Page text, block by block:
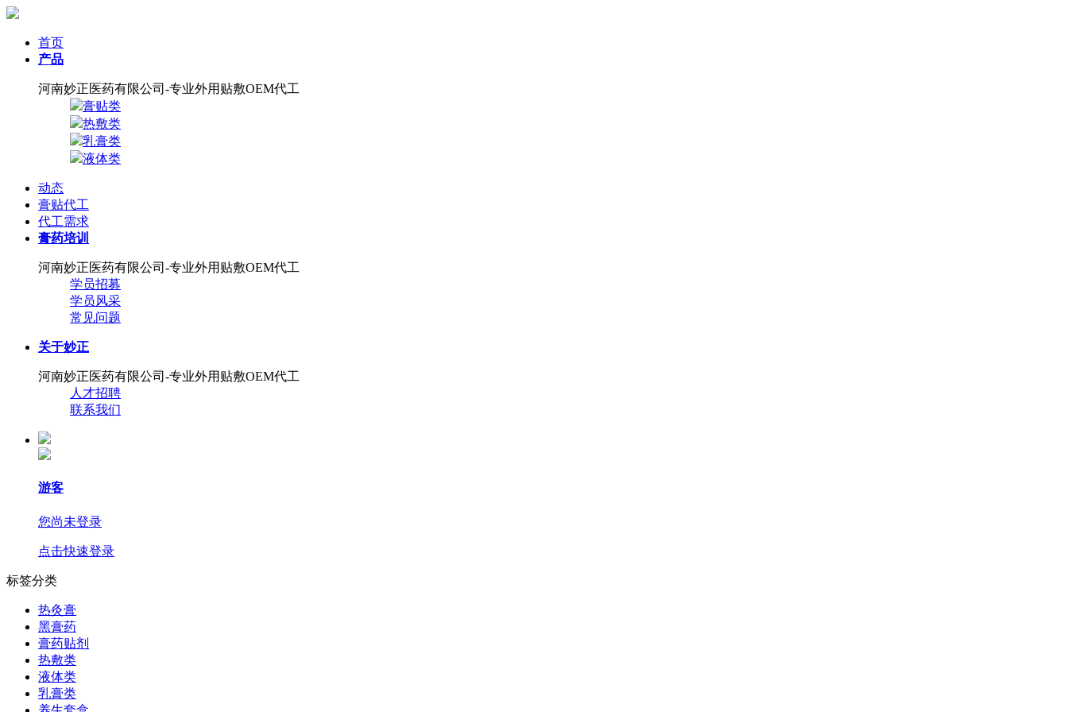
首页
产品
河南妙正医药有限公司-专业外用贴敷OEM代工
膏贴类
热敷类
乳膏类
液体类
动态
膏贴代工
代工需求
膏药培训
河南妙正医药有限公司-专业外用贴敷OEM代工
学员招募
学员风采
常见问题
关于妙正
河南妙正医药有限公司-专业外用贴敷OEM代工
人才招聘
联系我们
游客
您尚未登录
点击快速登录
标签分类
热灸膏
黑膏药
膏药贴剂
热敷类
液体类
乳膏类